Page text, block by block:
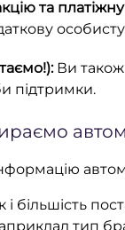
та
Ви також
підтримки.
і більшість
тип